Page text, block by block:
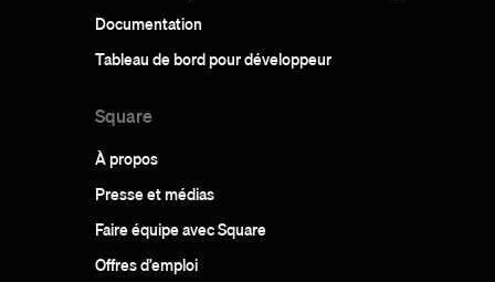
Documentation
Tableau de bord pour développeur
Square
À propos
Presse et médias
Faire équipe avec Square
Offres d’emploi